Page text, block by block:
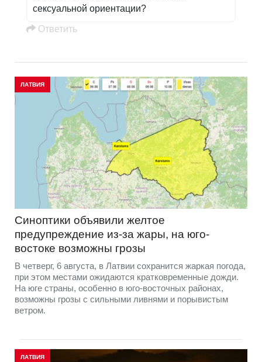
сексуальной ориентации?
Oтветить
ЛАТВИЯ
Синоптики объявили желтое
предупреждение из-за жары, на юго-
востоке возможны грозы
В четверг, 6 августа, в Латвии сохранится жаркая погода,
при этом местами ожидаются кратковременные дожди.
На юге страны, особенно в юго-восточных районах,
возможны грозы с сильными ливнями и порывистым
ветром.
ЛАТВИЯ